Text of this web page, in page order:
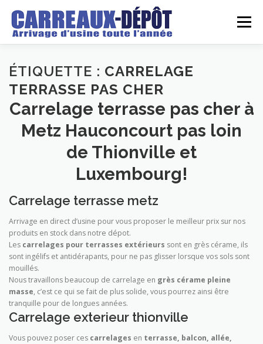
contenu
Menu
LE DEPOT GROSSISTE DETAILLANT
ARRIVAGES DEVIS REALISATIONS BLOG
ÉTIQUETTE : CARRELAGE
TERRASSE PAS CHER
Carrelage terrasse pas cher à
Metz Hauconcourt pas loin
de Thionville et
Luxembourg!
Carrelage terrasse metz
Arrivage en direct d’usine pour vous proposer le meilleur prix sur nos
produits en stock dans notre dépot.
Les carrelages pour terrasses extérieurs sont en grès cérame, ils
sont ingélifs et antidérapants, pour ne pas glisser lorsque vos sols sont
mouillés.
Nous travaillons beaucoup de carrelage en grès cérame pleine
masse, c’est ce qui se fait de plus solide, vous pourrez ainsi être
tranquille pour de longues années.
Carrelage exterieur thionville
Vous pouvez poser ces carrelages en terrasse, balcon, allée,